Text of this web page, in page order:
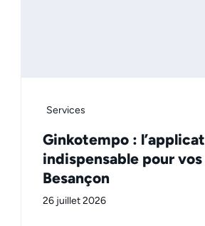
Services
Ginkotempo :
indispensable pour
Besançon
26 juillet 2026